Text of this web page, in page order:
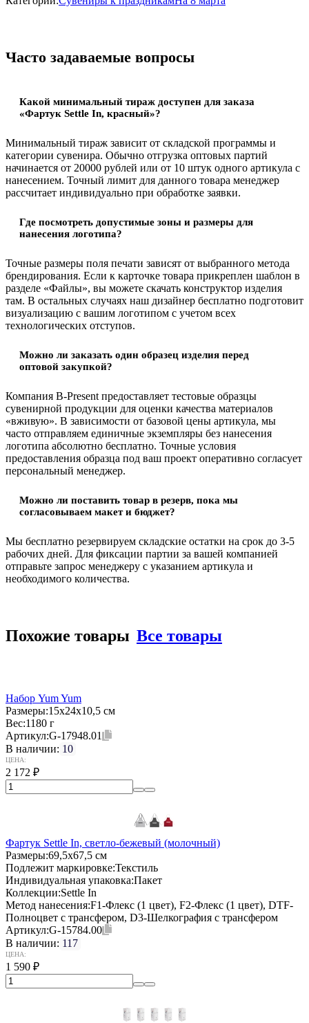
Часто задаваемые вопросы
Какой минимальный тираж доступен для заказа
«Фартук Settle In, красный»?
Минимальный тираж зависит от складской программы и
категории сувенира. Обычно отгрузка оптовых партий
начинается от 20000 рублей или от 10 штук одного артикула с
нанесением. Точный лимит для данного товара менеджер
рассчитает индивидуально при обработке заявки.
Где посмотреть допустимые зоны и размеры для
нанесения логотипа?
Точные размеры поля печати зависят от выбранного метода
брендирования. Если к карточке товара прикреплен шаблон в
разделе «Файлы», вы можете скачать конструктор изделия
там. В остальных случаях наш дизайнер бесплатно подготовит
визуализацию с вашим логотипом с учетом всех
технологических отступов.
Можно ли заказать один образец изделия перед
оптовой закупкой?
Компания B-Present предоставляет тестовые образцы
сувенирной продукции для оценки качества материалов
«вживую». В зависимости от базовой цены артикула, мы
часто отправляем единичные экземпляры без нанесения
логотипа абсолютно бесплатно. Точные условия
предоставления образца под ваш проект оперативно согласует
персональный менеджер.
Можно ли поставить товар в резерв, пока мы
согласовываем макет и бюджет?
Мы бесплатно резервируем складские остатки на срок до 3-5
рабочих дней. Для фиксации партии за вашей компанией
отправьте запрос менеджеру с указанием артикула и
необходимого количества.
Похожие товары Все товары
Набор Yum Yum
Размеры:15x24x10,5 см
Вес:1180 г
Артикул:G-17948.01
В наличии: 10
ЦЕНА:
2 172 ₽
Фартук Settle In, светло-бежевый (молочный)
Размеры:69,5x67,5 см
Подлежит маркировке:Текстиль
Индивидуальная упаковка:Пакет
Коллекции:Settle In
Метод нанесения:F1-Флекс (1 цвет), F2-Флекс (1 цвет), DTF-
Полноцвет с трансфером, D3-Шелкография с трансфером
Артикул:G-15784.00
В наличии: 117
ЦЕНА:
1 590 ₽